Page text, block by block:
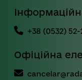
+38 (0532)
Офіційна